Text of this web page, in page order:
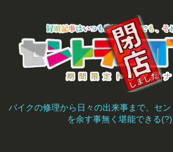
バイクの修理から日々の出来事まで、セ
を余す事無く堪能できる(?)